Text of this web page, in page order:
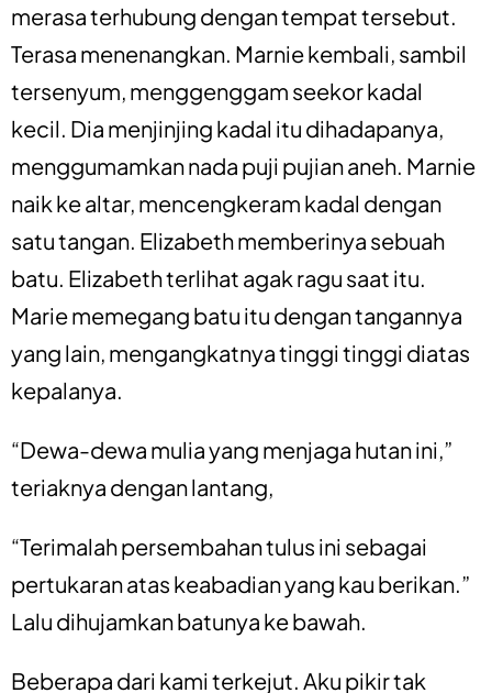
merasa terhubung dengan tempat tersebut.
Terasa menenangkan. Marnie kembali, sambil
tersenyum, menggenggam seekor kadal
kecil. Dia menjinjing kadal itu dihadapanya,
menggumamkan nada puji pujian aneh. Marnie
naik ke altar, mencengkeram kadal dengan
satu tangan. Elizabeth memberinya sebuah
batu. Elizabeth terlihat agak ragu saat itu.
Marie memegang batu itu dengan tangannya
yang lain, mengangkatnya tinggi tinggi diatas
kepalanya.
“Dewa-dewa mulia yang menjaga hutan ini,”
teriaknya dengan lantang,
“Terimalah persembahan tulus ini sebagai
pertukaran atas keabadian yang kau berikan.”
Lalu dihujamkan batunya ke bawah.
Beberapa dari kami terkejut. Aku pikir tak